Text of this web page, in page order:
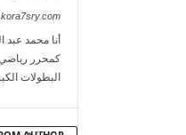
كمحرر
البطولات